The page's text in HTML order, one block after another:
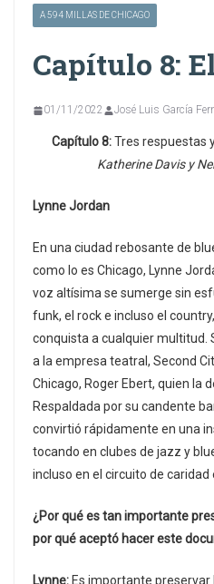
A 594 MILLAS DE CHICAGO
Capítulo 8:
01/11/2022 José Luis García
Capítulo 8:Tres respuestas
Katherine Davis y
Lynne Jordan
En una ciudad rebosante de
como lo es Chicago, Lynne
voz altísima se sumerge sin
funk, el rock e incluso el
conquista a cualquier multitud.
a la empresa teatral, Second
Chicago, Roger Ebert, quien la
Respaldada por su candente
convirtió rápidamente en una
tocando en clubes de jazz y
incluso en el circuito de caridad
¿Por qué es tan importante
por qué aceptó hacer este
Lynne: Es importante